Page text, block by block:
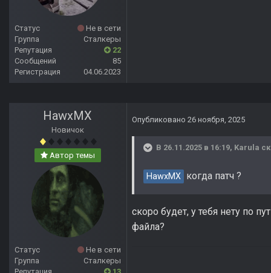
Статус
Не в сети
Группа
Сталкеры
Репутация
22
Сообщений
85
Регистрация
04.06.2023
HawxMX
Новичок
Автор темы
Статус
Не в сети
Группа
Сталкеры
Опубликовано 26 ноября, 2025
В 26.11.2025 в 16:19, Karula
HawxMX когда патч ?
скоро будет, у тебя нету по
файла?